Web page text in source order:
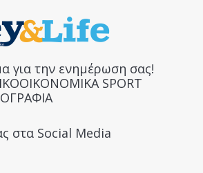
για την ενημέρωση σας!
SPORT
στα Social Media